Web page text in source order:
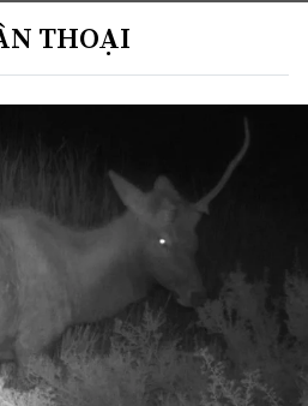
THOẠI